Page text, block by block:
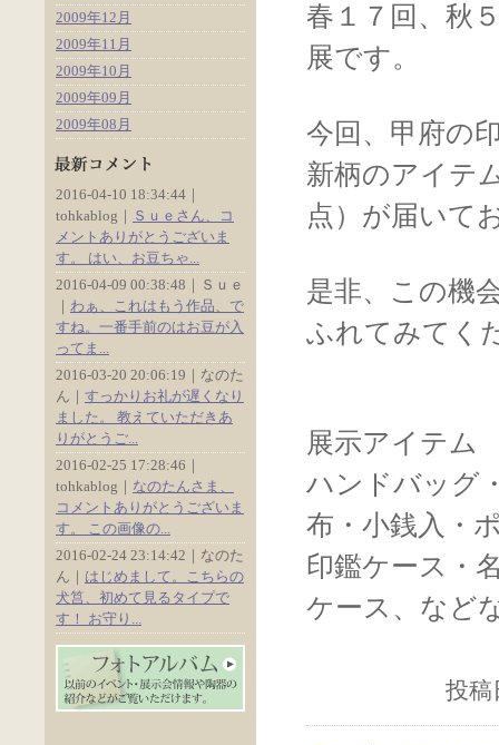
春１７回、秋
展です。
今回、甲府の
新柄のアイテ
点）が届いて
是非、この機
ふれてみてく
展示アイテム
ハンドバッグ
布・小銭入・
印鑑ケース・
ケース、など
投稿
2009年12月
2009年11月
2009年10月
2009年09月
2009年08月
2016-04-10 18:34:44｜
tohkablog｜
Ｓｕｅさん、コ
メントありがとうございま
す。 はい、お豆ちゃ...
2016-04-09 00:38:48｜Ｓｕｅ
わぁ、これはもう作品、で
すね。一番手前のはお豆が入
ってま...
2016-03-20 20:06:19｜なのた
ん｜ すっかりお礼が遅くなり
ました。 教えていただきあ
りがとうご...
2016-02-25 17:28:46｜
tohkablog｜ なのたんさま、
コメントありがとうございま
す。 この画像の...
2016-02-24 23:14:42｜なのた
ん｜ はじめまして。こちらの
犬筥、初めて見るタイプで
す！ お守り...